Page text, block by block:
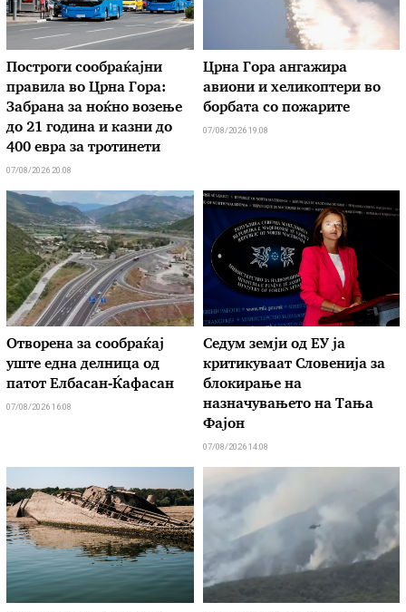
Построги сообраќајни
правила во Црна Гора:
Забрана за ноќно возење
до 21 година и казни до
400 евра за тротинети
07/08/2026 20:08
Црна Гора ангажира
авиони и хеликоптери во
борбата со пожарите
07/08/2026 19:08
Отворена за сообраќај
уште една делница од
патот Елбасан-Ќафасан
07/08/2026 16:08
Седум земји од ЕУ ја
критикуваат Словенија за
блокирање на
назначувањето на Тања
Фајон
07/08/2026 14:08